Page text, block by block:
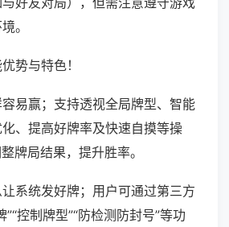
。
势与特色！
易赢；支持透视全局牌型、智能
、提高好牌率及快速自摸等操
牌局结果，提升胜率。
系统发好牌；用户可通过第三方
控制牌型”“防检测防封号”等功